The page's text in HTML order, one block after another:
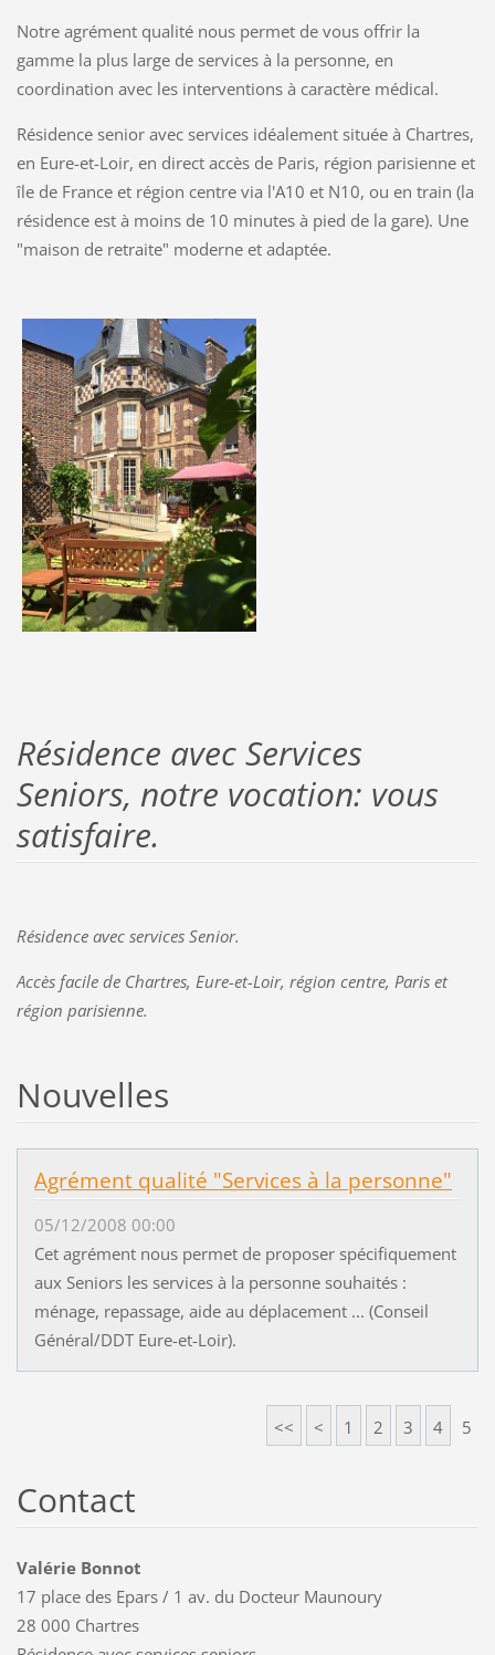
Notre agrément qualité nous permet de vous offrir la
gamme la plus large de services à la personne, en
coordination avec les interventions à caractère médical.
Résidence senior avec services idéalement située à Chartres,
en Eure-et-Loir, en direct accès de Paris, région parisienne et
île de France et région centre via l'A10 et N10, ou en train (la
résidence est à moins de 10 minutes à pied de la gare). Une
"maison de retraite" moderne et adaptée.
Résidence avec Services
Seniors, notre vocation: vous
satisfaire.
Résidence avec services Senior.
Accès facile de Chartres, Eure-et-Loir, région centre, Paris et
région parisienne.
Nouvelles
Agrément qualité "Services à la personne"
05/12/2008 00:00
Cet agrément nous permet de proposer spécifiquement
aux Seniors les services à la personne souhaités :
ménage, repassage, aide au déplacement ... (Conseil
Général/DDT Eure-et-Loir).
<< < 1 2 3 4 5
Contact
Valérie Bonnot
17 place des Epars / 1 av. du Docteur Maunoury
28 000 Chartres